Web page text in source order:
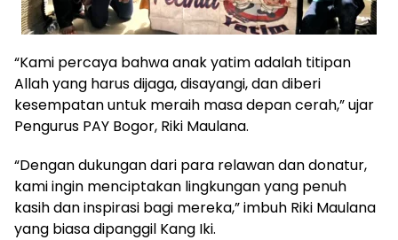
“Kami percaya bahwa anak yatim adalah titipan
Allah yang harus dijaga, disayangi, dan diberi
kesempatan untuk meraih masa depan cerah,” ujar
Pengurus PAY Bogor, Riki Maulana.
“Dengan dukungan dari para relawan dan donatur,
kami ingin menciptakan lingkungan yang penuh
kasih dan inspirasi bagi mereka,” imbuh Riki Maulana
yang biasa dipanggil Kang Iki.